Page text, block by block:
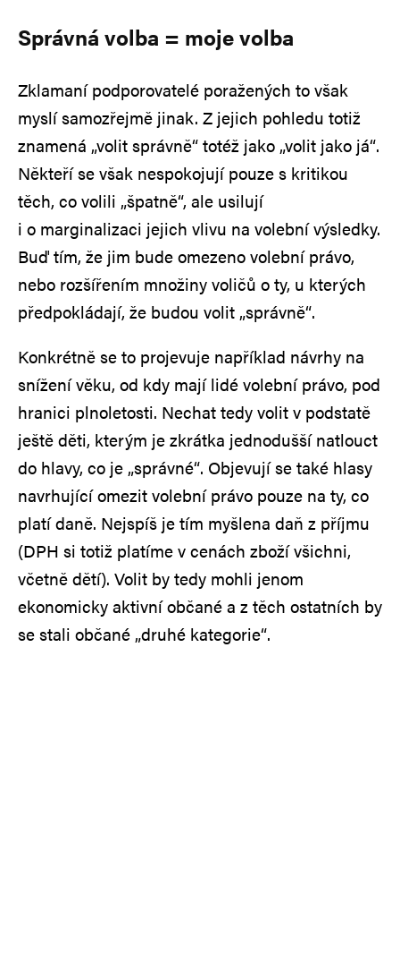
Správná volba = moje volba
Zklamaní podporovatelé poražených to však
myslí samozřejmě jinak. Z jejich pohledu totiž
znamená „volit správně“ totéž jako „volit jako já“.
Někteří se však nespokojují pouze s kritikou
těch, co volili „špatně“, ale usilují
i o marginalizaci jejich vlivu na volební výsledky.
Buď tím, že jim bude omezeno volební právo,
nebo rozšířením množiny voličů o ty, u kterých
předpokládají, že budou volit „správně“.
Konkrétně se to projevuje například návrhy na
snížení věku, od kdy mají lidé volební právo, pod
hranici plnoletosti. Nechat tedy volit v podstatě
ještě děti, kterým je zkrátka jednodušší natlouct
do hlavy, co je „správné“. Objevují se také hlasy
navrhující omezit volební právo pouze na ty, co
platí daně. Nejspíš je tím myšlena daň z příjmu
(DPH si totiž platíme v cenách zboží všichni,
včetně dětí). Volit by tedy mohli jenom
ekonomicky aktivní občané a z těch ostatních by
se stali občané „druhé kategorie“.